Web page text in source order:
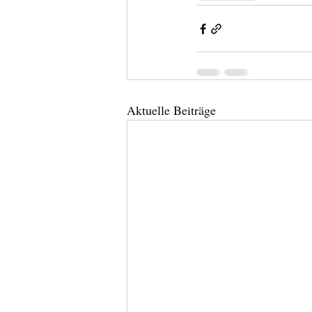
Aktuelle Beiträge